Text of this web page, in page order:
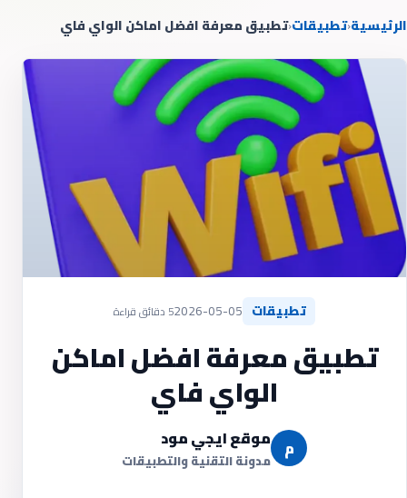
الرئيسية‹تطبيقات‹تطبيق معرفة افضل اماكن الواي فاي
تطبيقات 2026-05-055 دقائق قراءة
تطبيق معرفة افضل اماكن
الواي فاي
م موقع ايجي مود
مدونة التقنية والتطبيقات